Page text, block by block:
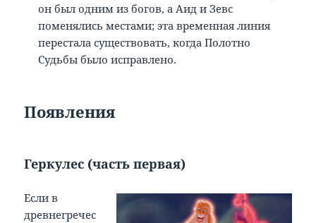
он был одним из богов, а Аид и Зевс
поменялись местами; эта временная линия
перестала существовать, когда Полотно
Судьбы было исправлено.
Появления
Геркулес (часть первая)
Если в
древнегречес